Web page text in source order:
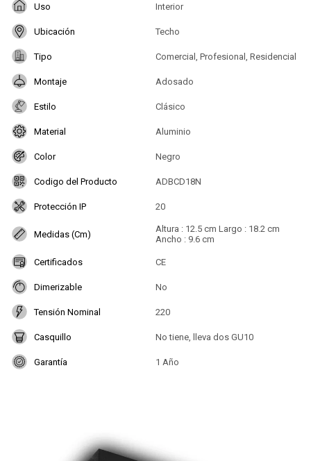
Uso Interior
Ubicación Techo
Tipo Comercial, Profesional, Residencial
Montaje Adosado
Estilo Clásico
Material Aluminio
Color Negro
Codigo del Producto ADBCD18N
Protección IP 20
Medidas (Cm)
Altura : 12.5 cm Largo : 18.2 cm
Ancho : 9.6 cm
Certificados CE
Dimerizable No
Tensión Nominal 220
Casquillo No tiene, lleva dos GU10
Garantía 1 Año